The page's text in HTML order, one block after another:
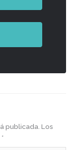
publicada. Los
*